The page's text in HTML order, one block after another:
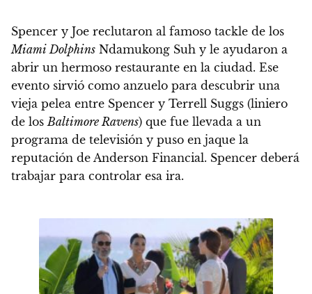
Spencer y Joe reclutaron al famoso tackle de los
Miami Dolphins Ndamukong Suh y le ayudaron a
abrir un hermoso restaurante en la ciudad. Ese
evento sirvió como anzuelo para descubrir una
vieja pelea entre Spencer y Terrell Suggs (liniero
de losBaltimore Ravens) que fue llevada a un
programa de televisión y puso en jaque la
reputación de Anderson Financial. Spencer deberá
trabajar para controlar esa ira.